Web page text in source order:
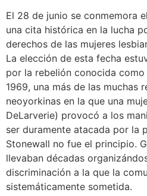
El 28 de junio se conmemora
una cita histórica en la lucha
derechos de las mujeres
La elección de esta fecha
por la rebelión conocida
1969, una más de las muchas
neoyorkinas en la que una
DeLarverie) provocó a los
ser duramente atacada por la
Stonewall no fue el principio.
llevaban décadas
discriminación a la que la
sistemáticamente sometida.